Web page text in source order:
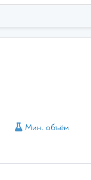
Мин. объём